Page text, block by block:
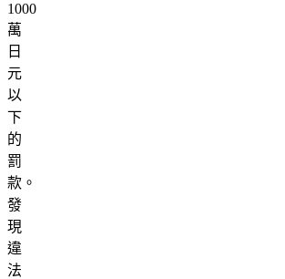
1000
萬
日
元
以
下
的
罰
款。
發
現
違
法